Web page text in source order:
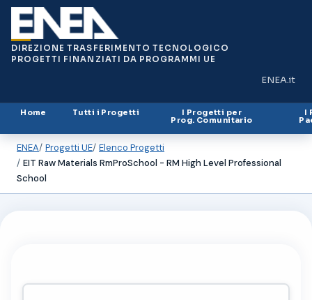
DIREZIONE TRASFERIMENTO TECNOLOGICO
PROGETTI FINANZIATI DA PROGRAMMI UE
ENEA.it
(si apre in
Home Tutti i Progetti I Progetti per
Prog. Comunitario
I
ENEA Progetti UE Elenco Progetti
EIT Raw Materials RmProSchool - RM High Level Professional
School